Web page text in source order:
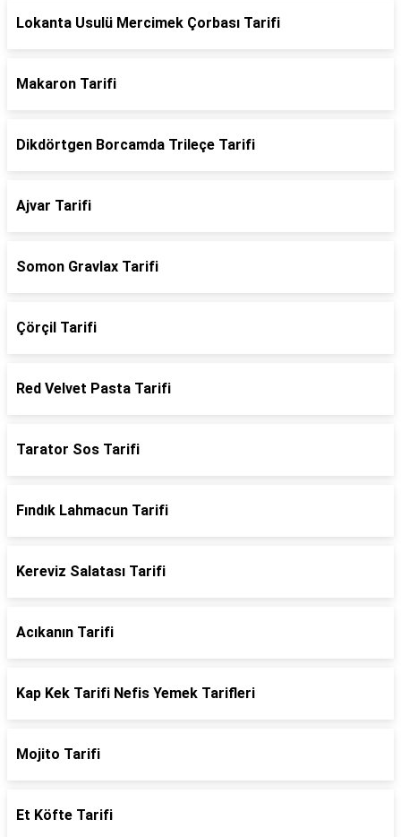
Lokanta Usulü Mercimek Çorbası Tarifi
Makaron Tarifi
Dikdörtgen Borcamda Trileçe Tarifi
Ajvar Tarifi
Somon Gravlax Tarifi
Çörçil Tarifi
Red Velvet Pasta Tarifi
Tarator Sos Tarifi
Fındık Lahmacun Tarifi
Kereviz Salatası Tarifi
Acıkanın Tarifi
Kap Kek Tarifi Nefis Yemek Tarifleri
Mojito Tarifi
Et Köfte Tarifi